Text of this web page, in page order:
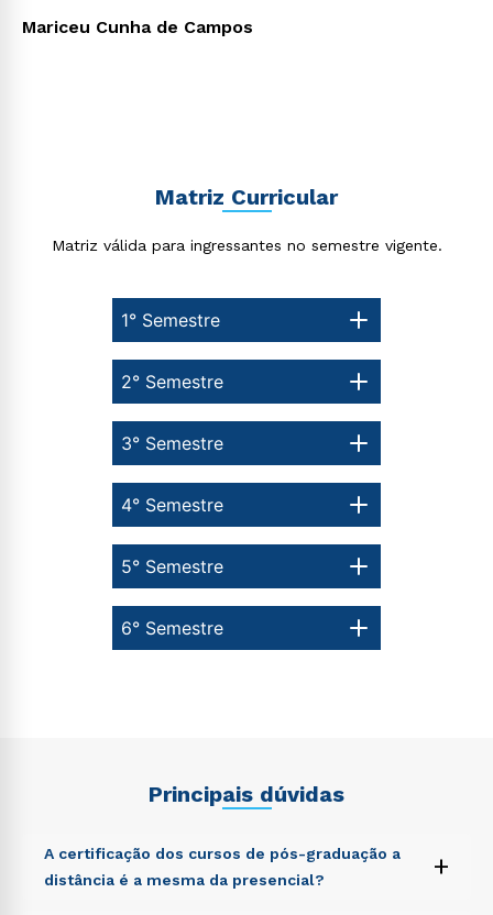
Mariceu Cunha de Campos
Matriz Curricular
Matriz válida para ingressantes no semestre vigente.
1° Semestre
6° Semestre
5° Semestre
4° Semestre
3° Semestre
2° Semestre
Principais dúvidas
A certificação dos cursos de pós-graduação a
distância é a mesma da presencial?
+